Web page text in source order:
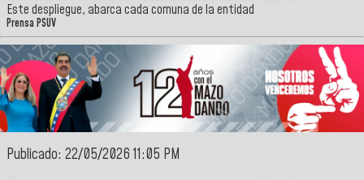
Este despliegue, abarca cada comuna de la entidad
Prensa PSUV
Publicado: 22/05/2026 11:05 PM